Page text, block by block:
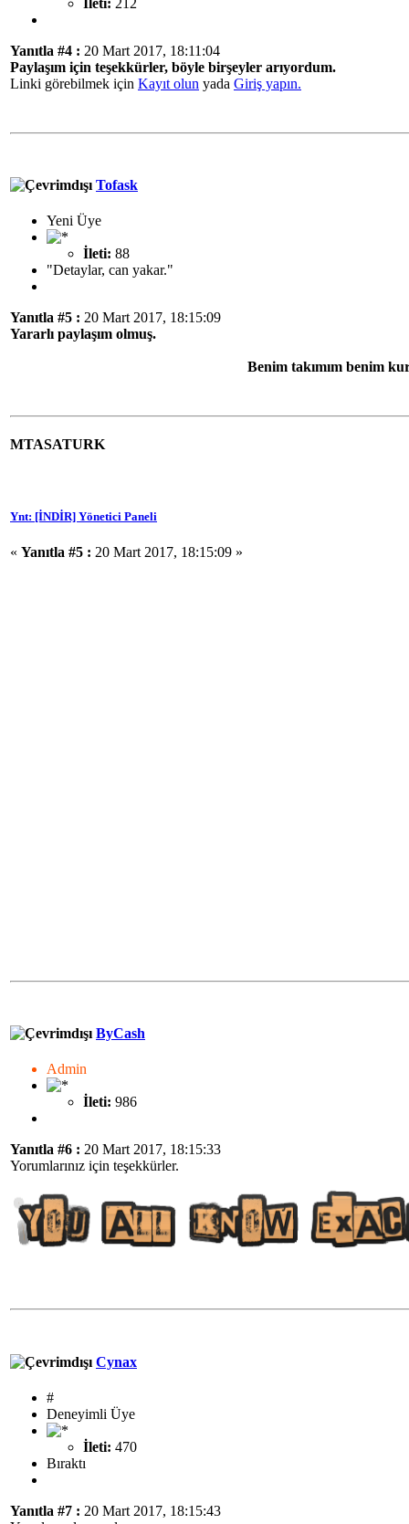
Yanıtla #4 : 20 Mart 2017, 18:11:04
Paylaşım için teşekkürler, böyle birşeyler arıyordum.
Linki görebilmek için Kayıt olun yada Giriş yapın.
Tofask
Yeni Üye
İleti: 88
"Detaylar, can yakar."
Yanıtla #5 : 20 Mart 2017, 18:15:09
Yararlı paylaşım olmuş.
Benim takımım benim
MTASATURK
Ynt: [İNDİR] Yönetici Paneli
« Yanıtla #5 : 20 Mart 2017, 18:15:09 »
ByCash
Admin
İleti: 986
Yanıtla #6 : 20 Mart 2017, 18:15:33
Yorumlarınız için teşekkürler.
Cynax
#
Deneyimli Üye
İleti: 470
Bıraktı
Yanıtla #7 : 20 Mart 2017, 18:15:43